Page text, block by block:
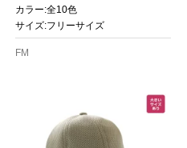
カラー:全10色
サイズ:フリーサイズ
FM